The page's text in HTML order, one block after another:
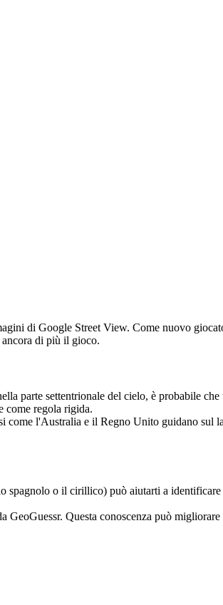
di Google Street View. Come nuovo
di più il gioco.
parte settentrionale del cielo, è probabile che
come regola rigida.
l'Australia e il Regno Unito guidano sul
o il cirillico) può aiutarti a
Questa conoscenza può